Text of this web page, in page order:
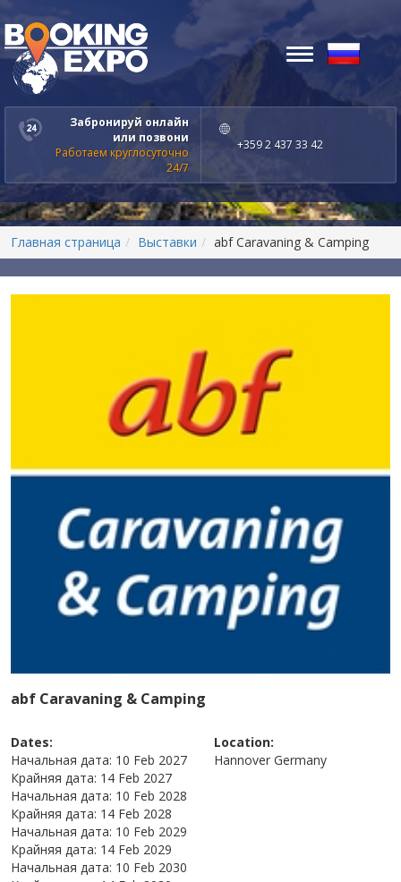
Забронируй онлайн
или позвони
Работаем круглосуточно
24/7
+359 2 437 33 42
Toggle
navigation
Главная страница Выставки abf Caravaning & Camping
abf Caravaning & Camping
Dates:
Начальная дата: 10 Feb 2027
Крайняя дата: 14 Feb 2027
Начальная дата: 10 Feb 2028
Крайняя дата: 14 Feb 2028
Начальная дата: 10 Feb 2029
Крайняя дата: 14 Feb 2029
Начальная дата: 10 Feb 2030
Location:
Hannover Germany